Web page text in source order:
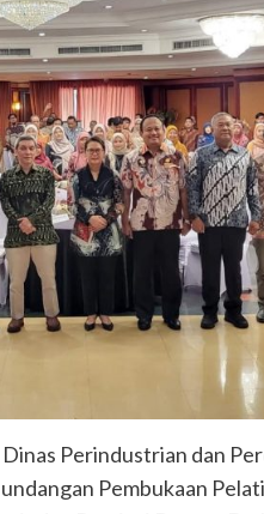
Perindustrian dan
undangan Pembukaan